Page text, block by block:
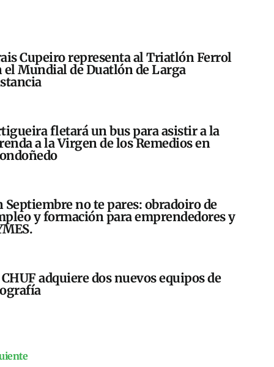
Cupeiro representa al Triatlón Ferrol
el Mundial de Duatlón de Larga
fletará un bus para asistir a la
a la Virgen de los Remedios en
Septiembre no te pares: obradoiro de
y formación para emprendedores y
adquiere dos nuevos equipos de